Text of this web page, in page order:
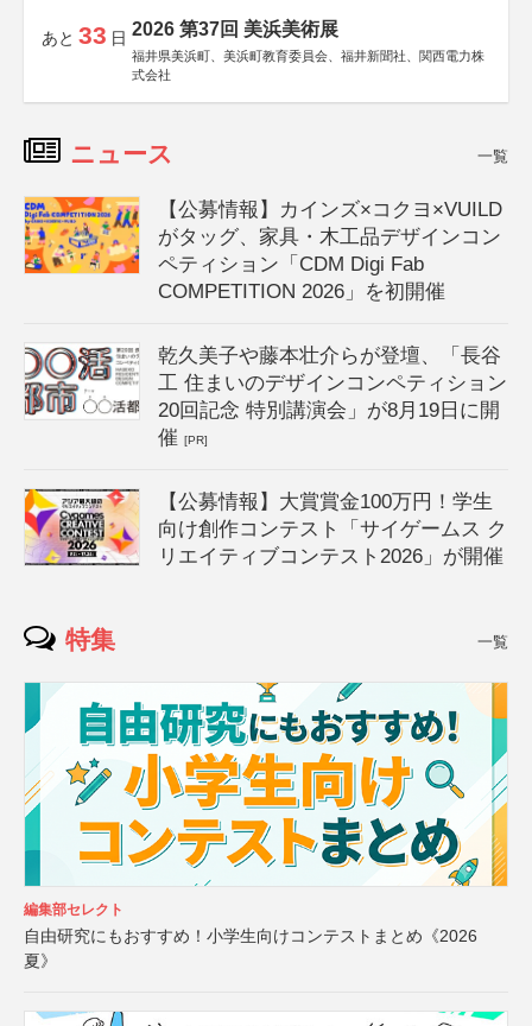
あと 33 日 2026 第37回 美浜美術展
福井県美浜町、美浜町教育委員会、福井新聞社、関西電力株
式会社
ニュース 一覧
【公募情報】カインズ×コクヨ×VUILD
がタッグ、家具・木工品デザインコン
ペティション「CDM Digi Fab
COMPETITION 2026」を初開催
乾久美子や藤本壮介らが登壇、「長谷
工 住まいのデザインコンペティション
20回記念 特別講演会」が8月19日に開
催[PR]
【公募情報】大賞賞金100万円！学生
向け創作コンテスト「サイゲームス ク
リエイティブコンテスト2026」が開催
特集 一覧
編集部セレクト
自由研究にもおすすめ！小学生向けコンテストまとめ《2026
夏》